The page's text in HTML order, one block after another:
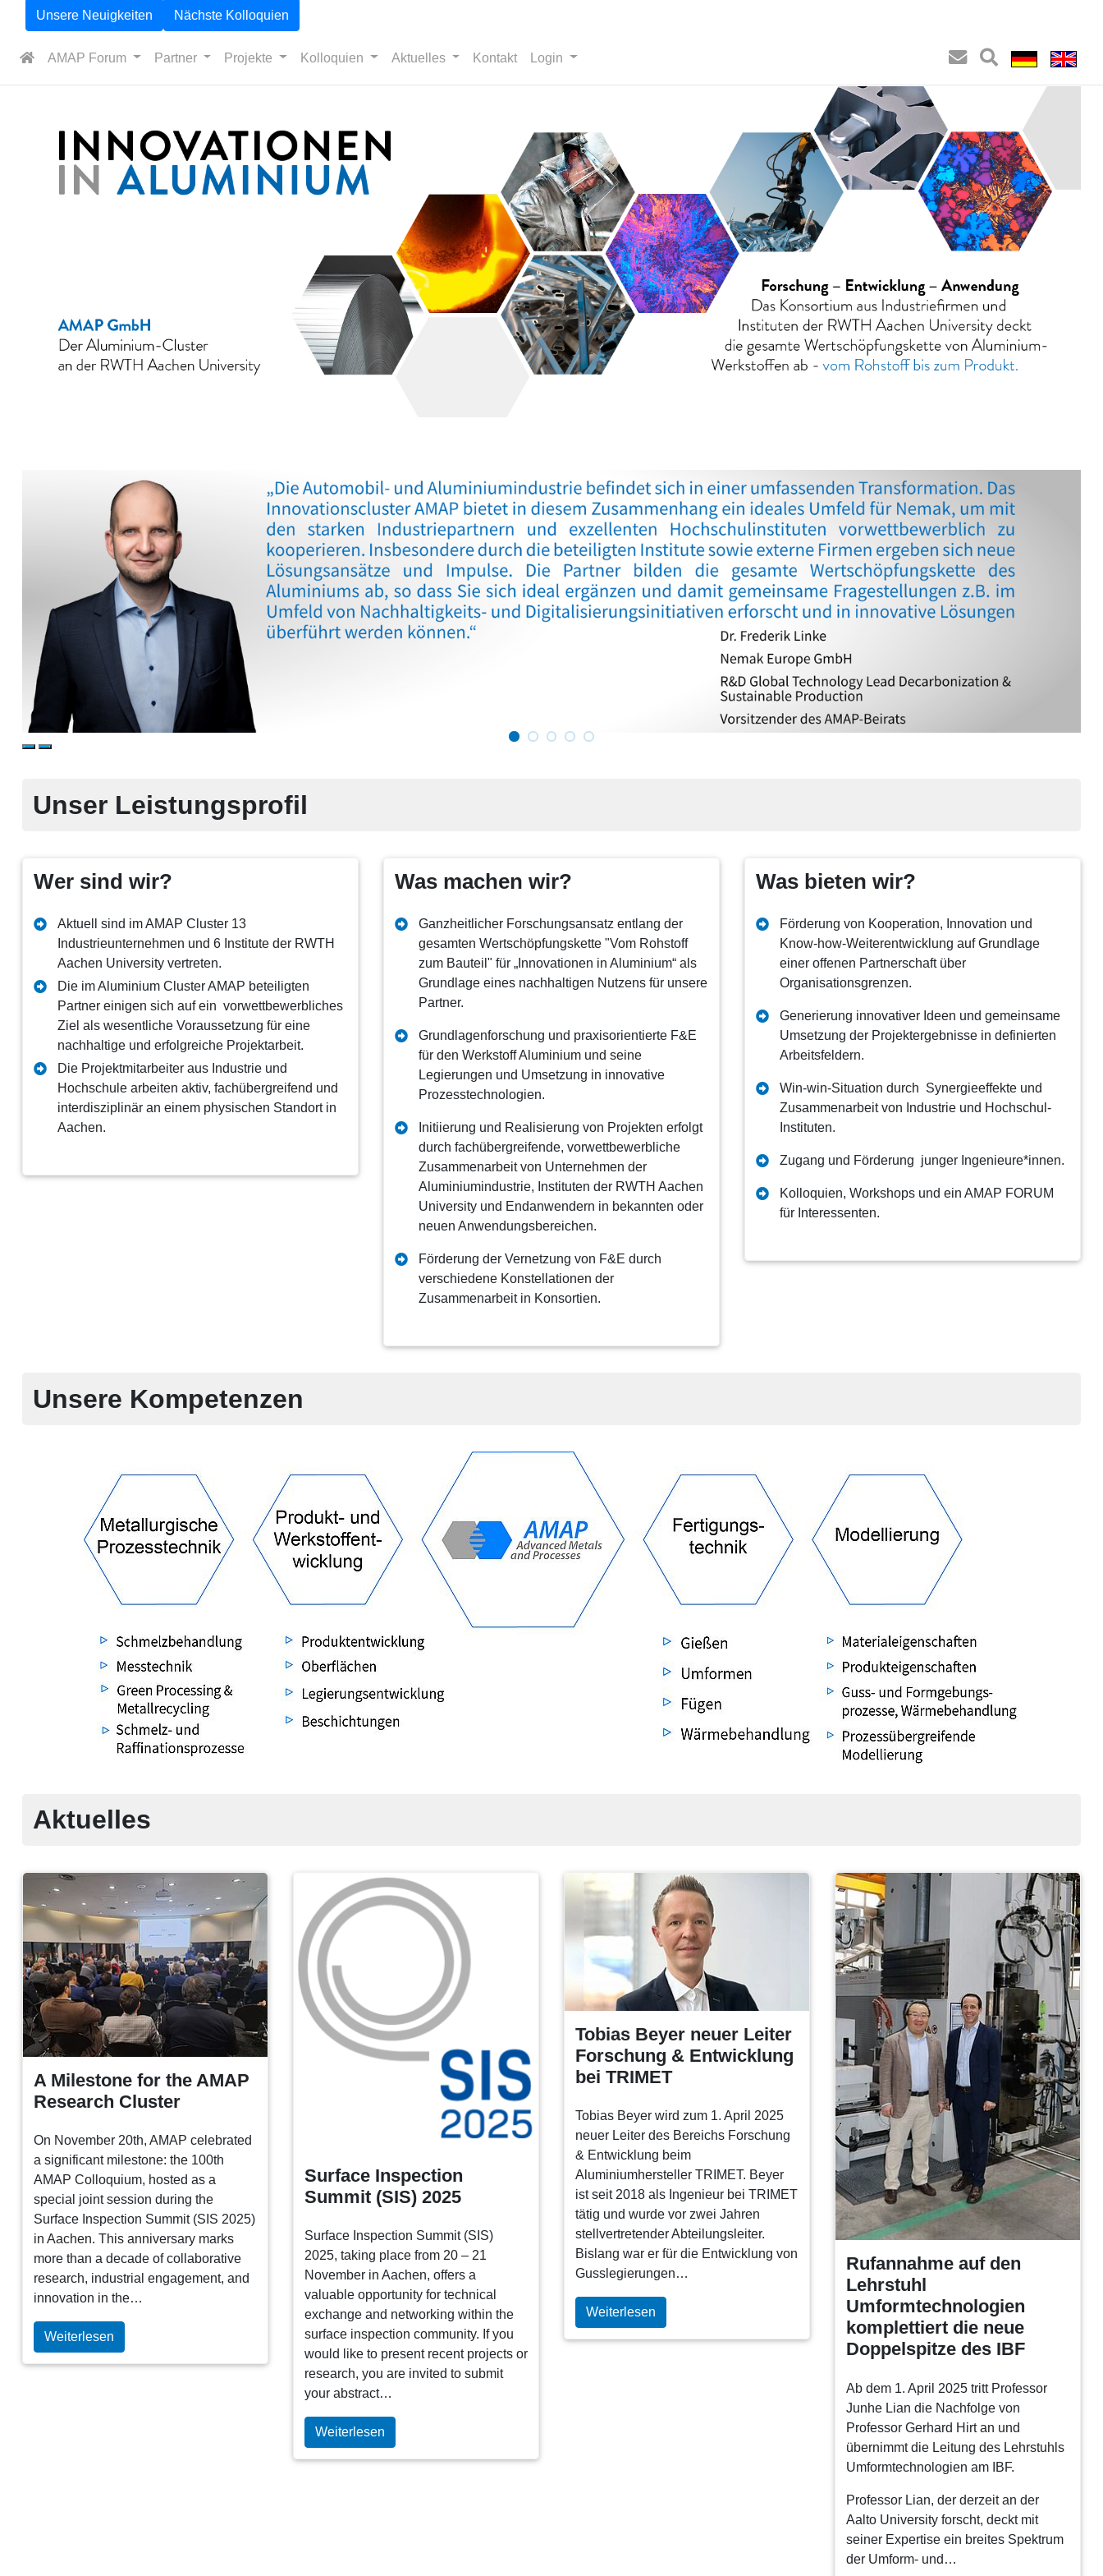
Unsere Neuigkeiten Nächste Kolloquien
AMAP Forum Partner Projekte Kolloquien Aktuelles Kontakt Login
You can use the keyboard arrow keys
Unser Leistungsprofil
Wer sind wir?
Aktuell sind im AMAP Cluster 13
Industrieunternehmen und 6 Institute der RWTH
Aachen University vertreten.
Die im Aluminium Cluster AMAP beteiligten
Partner einigen sich auf ein vorwettbewerbliches
Ziel als wesentliche Voraussetzung für eine
nachhaltige und erfolgreiche Projektarbeit.
Die Projektmitarbeiter aus Industrie und
Hochschule arbeiten aktiv, fachübergreifend und
interdisziplinär an einem physischen Standort in
Aachen.
Was machen wir?
Ganzheitlicher Forschungsansatz entlang der
gesamten Wertschöpfungskette "Vom Rohstoff
zum Bauteil" für „Innovationen in Aluminium“ als
Grundlage eines nachhaltigen Nutzens für unsere
Partner.
Grundlagenforschung und praxisorientierte F&E
für den Werkstoff Aluminium und seine
Legierungen und Umsetzung in innovative
Prozesstechnologien.
Initiierung und Realisierung von Projekten erfolgt
durch fachübergreifende, vorwettbewerbliche
Zusammenarbeit von Unternehmen der
Aluminiumindustrie, Instituten der RWTH Aachen
University und Endanwendern in bekannten oder
neuen Anwendungsbereichen.
Förderung der Vernetzung von F&E durch
verschiedene Konstellationen der
Zusammenarbeit in Konsortien.
Was bieten wir?
Förderung von Kooperation, Innovation und
Know-how-Weiterentwicklung auf Grundlage
einer offenen Partnerschaft über
Organisationsgrenzen.
Generierung innovativer Ideen und gemeinsame
Umsetzung der Projektergebnisse in definierten
Arbeitsfeldern.
Win-win-Situation durch Synergieeffekte und
Zusammenarbeit von Industrie und Hochschul-
Instituten.
Zugang und Förderung junger Ingenieure*innen.
Kolloquien, Workshops und ein AMAP FORUM
für Interessenten.
Unsere Kompetenzen
Aktuelles
A Milestone for the AMAP
Research Cluster
On November 20th, AMAP celebrated
a significant milestone: the 100th
AMAP Colloquium, hosted as a
special joint session during the
Surface Inspection Summit (SIS 2025)
in Aachen. This anniversary marks
more than a decade of collaborative
research, industrial engagement, and
innovation in the…
Weiterlesen
Surface Inspection
Summit (SIS) 2025
Surface Inspection Summit (SIS)
2025, taking place from 20 – 21
November in Aachen, offers a
valuable opportunity for technical
exchange and networking within the
surface inspection community. If you
would like to present recent projects or
research, you are invited to submit
your abstract…
Weiterlesen
Tobias Beyer neuer Leiter
Forschung & Entwicklung
bei TRIMET
Tobias Beyer wird zum 1. April 2025
neuer Leiter des Bereichs Forschung
& Entwicklung beim
Aluminiumhersteller TRIMET. Beyer
ist seit 2018 als Ingenieur bei TRIMET
tätig und wurde vor zwei Jahren
stellvertretender Abteilungsleiter.
Bislang war er für die Entwicklung von
Gusslegierungen…
Weiterlesen
Rufannahme auf den
Lehrstuhl
Umformtechnologien
komplettiert die neue
Doppelspitze des IBF
Ab dem 1. April 2025 tritt Professor
Junhe Lian die Nachfolge von
Professor Gerhard Hirt an und
übernimmt die Leitung des Lehrstuhls
Umformtechnologien am IBF.
Professor Lian, der derzeit an der
Aalto University forscht, deckt mit
seiner Expertise ein breites Spektrum
der Umform- und…